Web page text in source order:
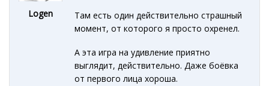
Logen
Там есть один действительно страшный
момент, от которого я просто охренел.
А эта игра на удивление приятно
выглядит, действительно. Даже боёвка
от первого лица хороша.